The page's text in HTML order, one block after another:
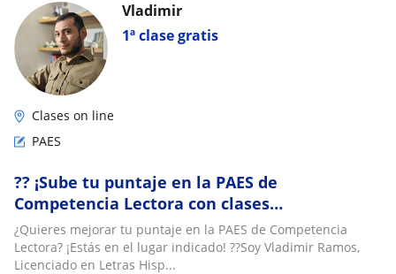
1ª clase gratis
Vladimir
Clases on line
PAES
?? ¡Sube tu puntaje en la PAES de
Competencia Lectora con clases
personalizadas y efectivas! ??
¿Quieres mejorar tu puntaje en la PAES de Competencia
Lectora? ¡Estás en el lugar indicado! ??Soy Vladimir Ramos,
Licenciado en Letras Hisp...